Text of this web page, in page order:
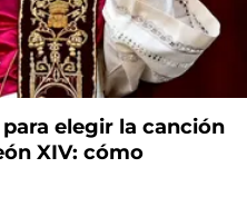
elegir la canción
XIV: cómo